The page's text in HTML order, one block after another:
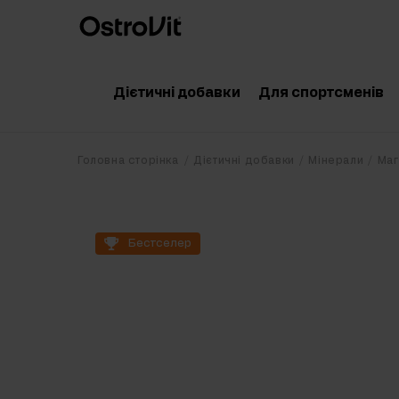
Дієтичні добавки Для спортсменів
Головна сторінка Дієтичні добавки Мінерали
Бестселер